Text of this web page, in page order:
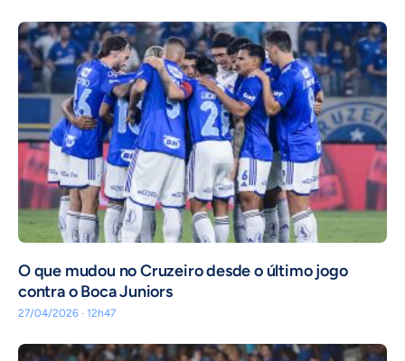
O que mudou no Cruzeiro desde o último jogo
contra o Boca Juniors
27/04/2026 · 12h47